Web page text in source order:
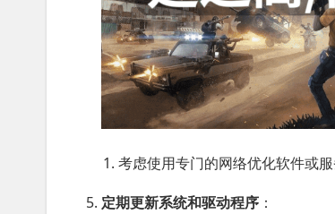
考虑使用专门的网络优化软件或
定期更新系统和驱动程序 ：